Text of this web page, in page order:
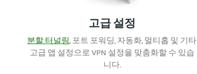
고급 설정
분할 터널링, 포트 포워딩, 자동화, 멀티홉 및 기타
고급 앱 설정으로 VPN 설정을 맞춤화할 수 있습
니다.